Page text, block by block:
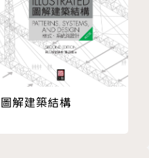
圖解建築結構